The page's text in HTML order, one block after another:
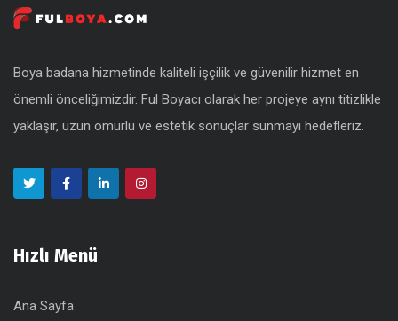
Boya badana hizmetinde kaliteli işçilik ve güvenilir hizmet en
önemli önceliğimizdir. Ful Boyacı olarak her projeye aynı titizlikle
yaklaşır, uzun ömürlü ve estetik sonuçlar sunmayı hedefleriz.
Hızlı Menü
Ana Sayfa